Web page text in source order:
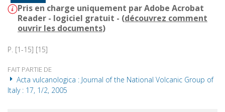
Pris en charge uniquement par Adobe Acrobat
Reader - logiciel gratuit - (découvrez comment
ouvrir les documents)
P. [1-15] [15]
FAIT PARTIE DE
Acta vulcanologica : Journal of the National Volcanic Group of
Italy : 17, 1/2, 2005